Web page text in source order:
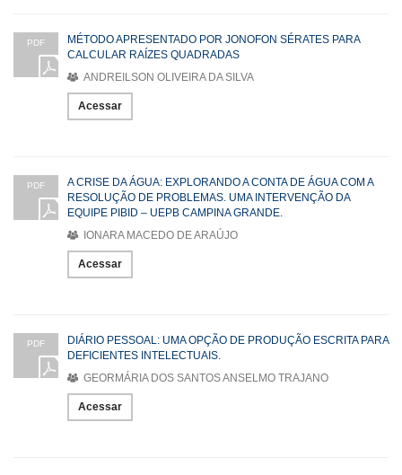
PDF
MÉTODO APRESENTADO POR JONOFON SÉRATES PARA
CALCULAR RAÍZES QUADRADAS
ANDREILSON OLIVEIRA DA SILVA
Acessar
PDF
A CRISE DA ÁGUA: EXPLORANDO A CONTA DE ÁGUA COM A
RESOLUÇÃO DE PROBLEMAS. UMA INTERVENÇÃO DA
EQUIPE PIBID – UEPB CAMPINA GRANDE.
IONARA MACEDO DE ARAÚJO
Acessar
PDF
DIÁRIO PESSOAL: UMA OPÇÃO DE PRODUÇÃO ESCRITA PARA
DEFICIENTES INTELECTUAIS.
GEORMÁRIA DOS SANTOS ANSELMO TRAJANO
Acessar